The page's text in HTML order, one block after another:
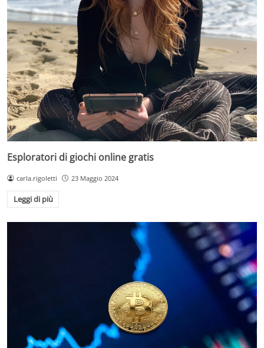
Esploratori di giochi online gratis
carla.rigoletti 23 Maggio 2024
Leggi di più